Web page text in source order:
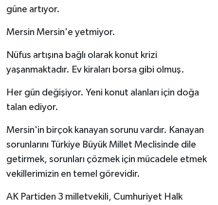
güne artıyor.
Mersin Mersin'e yetmiyor.
Nüfus artışına bağlı olarak konut krizi
yaşanmaktadır. Ev kiraları borsa gibi olmuş.
Her gün değişiyor. Yeni konut alanları için doğa
talan ediyor.
Mersin'in birçok kanayan sorunu vardır. Kanayan
sorunlarını Türkiye Büyük Millet Meclisinde dile
getirmek, sorunları çözmek için mücadele etmek
vekillerimizin en temel görevidir.
AK Partiden 3 milletvekili, Cumhuriyet Halk